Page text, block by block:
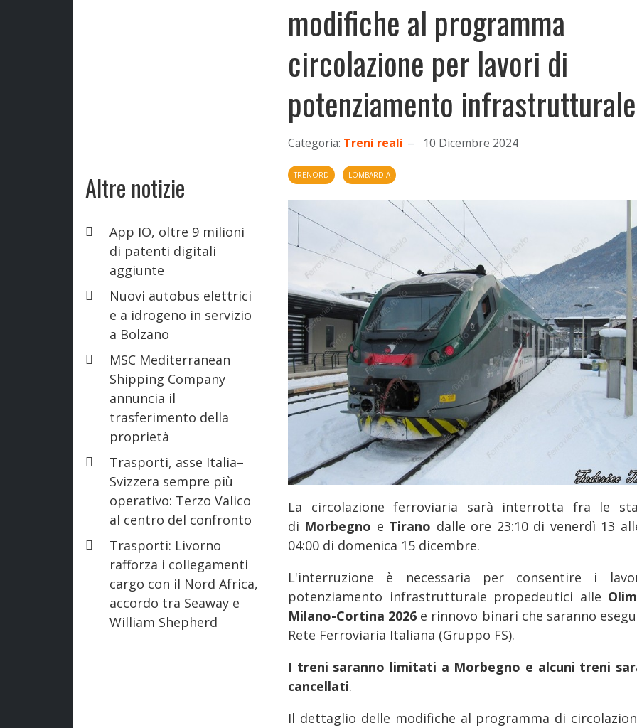
Altre notizie
App IO, oltre 9 milioni
di patenti digitali
aggiunte
Nuovi autobus elettrici
e a idrogeno in servizio
a Bolzano
MSC Mediterranean
Shipping Company
annuncia il
trasferimento della
proprietà
Trasporti, asse Italia–
Svizzera sempre più
operativo: Terzo Valico
al centro del confronto
Trasporti: Livorno
rafforza i collegamenti
cargo con il Nord Africa,
accordo tra Seaway e
William Shepherd
modifiche al programma
circolazione per lavori di
potenziamento infrastrutturale
Categoria: Treni reali 10 Dicembre 2024
TRENORD LOMBARDIA
La circolazione ferroviaria sarà interrotta fra le
di Morbegno e Tirano dalle ore 23:10 di venerdì 13
04:00 di domenica 15 dicembre.
L'interruzione è necessaria per consentire i
potenziamento infrastrutturale propedeutici alle
Milano-Cortina 2026 e rinnovo binari che saranno
Rete Ferroviaria Italiana (Gruppo FS).
I treni saranno limitati a Morbegno e alcuni treni
cancellati.
Il dettaglio delle modifiche al programma di